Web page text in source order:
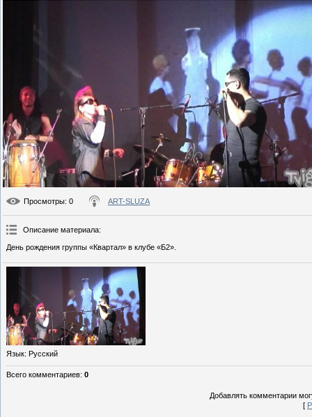
Просмотры: 0 ART-SLUZA
Описание материала:
День рождения группы «Квартал» в клубе «Б2».
Язык: Русский
Всего комментариев: 0
Добавлять комментарии
[